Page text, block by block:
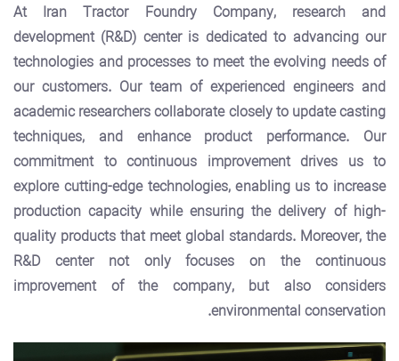
At Iran Tractor Foundry Company, research and
development (R&D) center is dedicated to advancing our
technologies and processes to meet the evolving needs of
our customers. Our team of experienced engineers and
academic researchers collaborate closely to update casting
techniques, and enhance product performance. Our
commitment to continuous improvement drives us to
explore cutting-edge technologies, enabling us to increase
production capacity while ensuring the delivery of high-
quality products that meet global standards. Moreover,the
R&D center not only focuses on the continuous
improvement of the company, but also considers
environmental conservation.